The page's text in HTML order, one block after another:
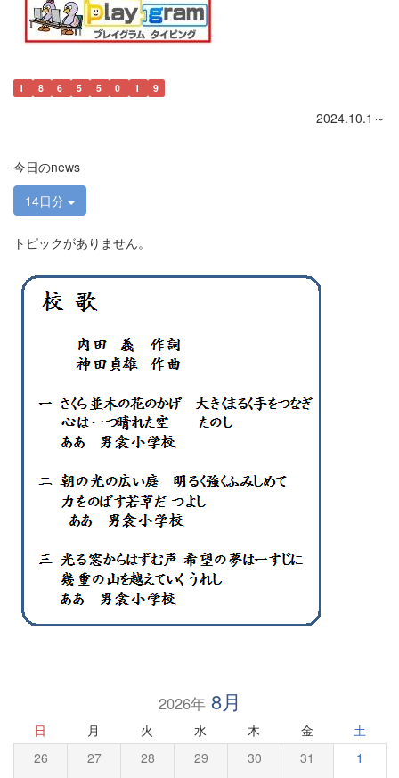
1 8 6 5 5 0 1 9
2024.10.1～
今日のnews
14日分
トピックがありません。
2026年8月
日 月 火 水 木 金 土
26 27 28 29 30 31 1